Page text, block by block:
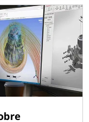
Isso é um grande
famílias Core i5, Core
assim que
que a série HX é a
PCs em que todos
ser